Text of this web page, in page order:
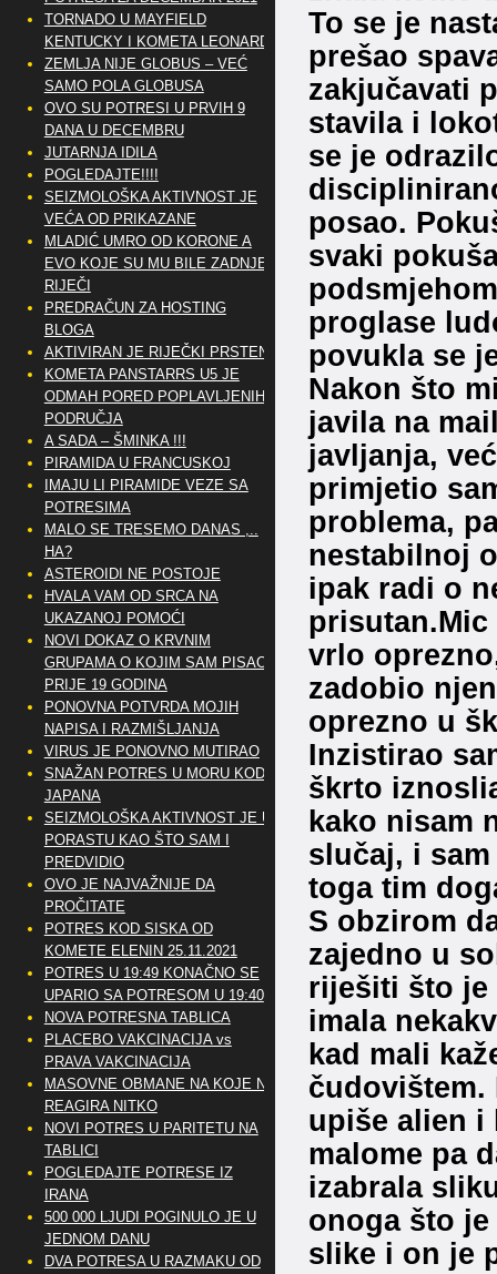
To se je
prešao
zakjučavati
stavila i
se je
posao.
svaki
proglase
povukla se
Nakon što
javila na
javljanja,
primjetio
problema,
nestabilnoj
ipak radi o
vrlo
zadobio
oprezno u
Inzistirao
škrto
kako nisam
slučaj, i
toga tim
S obzirom
zajedno u
riješiti što je
imala
kad mali
čudovištem.
upiše alien i
malome pa
izabrala
onoga što
slike i on je
TORNADO U MAYFIELD
KENTUCKY I KOMETA LEONARD
ZEMLJA NIJE GLOBUS – VEĆ
SAMO POLA GLOBUSA
OVO SU POTRESI U PRVIH 9
DANA U DECEMBRU
JUTARNJA IDILA
POGLEDAJTE!!!!
SEIZMOLOŠKA AKTIVNOST JE
VEĆA OD PRIKAZANE
MLADIĆ UMRO OD KORONE A
EVO KOJE SU MU BILE ZADNJE
RIJEČI
PREDRAČUN ZA HOSTING
BLOGA
AKTIVIRAN JE RIJEČKI PRSTEN
KOMETA PANSTARRS U5 JE
ODMAH PORED POPLAVLJENIH
PODRUČJA
A SADA – ŠMINKA !!!
PIRAMIDA U FRANCUSKOJ
IMAJU LI PIRAMIDE VEZE SA
POTRESIMA
MALO SE TRESEMO DANAS ,..
HA?
ASTEROIDI NE POSTOJE
HVALA VAM OD SRCA NA
UKAZANOJ POMOĆI
NOVI DOKAZ O KRVNIM
GRUPAMA O KOJIM SAM PISAO
PRIJE 19 GODINA
PONOVNA POTVRDA MOJIH
NAPISA I RAZMIŠLJANJA
VIRUS JE PONOVNO MUTIRAO
SNAŽAN POTRES U MORU KOD
JAPANA
SEIZMOLOŠKA AKTIVNOST JE U
PORASTU KAO ŠTO SAM I
PREDVIDIO
OVO JE NAJVAŽNIJE DA
PROČITATE
POTRES KOD SISKA OD
KOMETE ELENIN 25.11.2021
POTRES U 19:49 KONAČNO SE
UPARIO SA POTRESOM U 19:40
NOVA POTRESNA TABLICA
PLACEBO VAKCINACIJA vs
PRAVA VAKCINACIJA
MASOVNE OBMANE NA KOJE NE
REAGIRA NITKO
NOVI POTRES U PARITETU NA
TABLICI
POGLEDAJTE POTRESE IZ
IRANA
500 000 LJUDI POGINULO JE U
JEDNOM DANU
DVA POTRESA U RAZMAKU OD